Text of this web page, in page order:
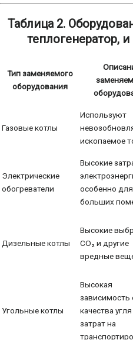
Таблица 2.
теплогенератор,
Тип заменяемого
оборудования
Газовые котлы
Используют
ископаемое
Электрические
обогреватели
Высокие
особенно для
больших
Дизельные котлы
Высокие
CO₂ и другие
вредные
Угольные котлы
Высокая
зависимость
качества угля
затрат на